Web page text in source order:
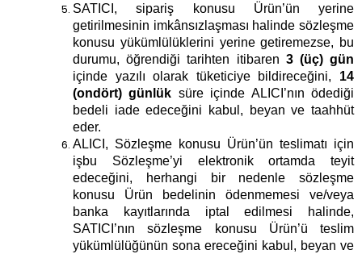
SATICI, sipariş konusu Ürün’ün yerine
getirilmesinin imkânsızlaşması halinde sözleşme
konusu yükümlülüklerini yerine getiremezse, bu
durumu, öğrendiği tarihten itibaren 3 (üç) gün
içinde yazılı olarak tüketiciye bildireceğini, 14
(ondört) günlük süre içinde ALICI’nın ödediği
bedeli iade edeceğini kabul, beyan ve taahhüt
eder.
ALICI, Sözleşme konusu Ürün’ün teslimatı için
işbu Sözleşme’yi elektronik ortamda teyit
edeceğini, herhangi bir nedenle sözleşme
konusu Ürün bedelinin ödenmemesi ve/veya
banka kayıtlarında iptal edilmesi halinde,
SATICI’nın sözleşme konusu Ürün’ü teslim
yükümlülüğünün sona ereceğini kabul, beyan ve